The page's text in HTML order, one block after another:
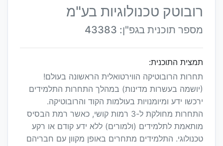
רובוטק טכנולוגיות בע"מ
מספר תוכנית בגפ"ן: 43383
תמצית התוכנית:
תחרות הרובוטיקה הווירטואלית הראשונה בעולם!
(יושמה בעשרות מדינות) במהלך התחרות התלמידים
ירכשו ידע ומיומנויות בעולמות הקוד והרובוטיקה.
התחרות מחולקת ל-3 רמות קושי, כאשר רמת הבסיס
מותאמת לתלמידים (ולמורים) ללא ידע קודם או רקע
טכנולוגי. התלמידים מתחרים באופן מקוון עם חבריהם